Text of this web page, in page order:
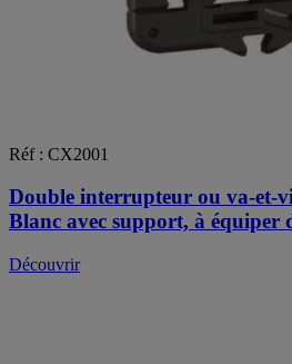
Réf : CX2001
Double interrupteur ou va-et-
Blanc avec support, à équiper
Découvrir